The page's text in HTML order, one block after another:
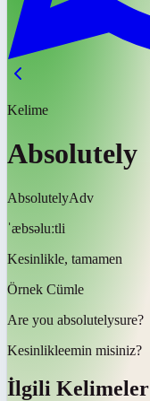
Kelime
Absolutely
AbsolutelyAdv
ˈæbsəluːtli
Kesinlikle, tamamen
Örnek Cümle
Are you absolutelysure?
Kesinlikleemin misiniz?
İlgili Kelimeler